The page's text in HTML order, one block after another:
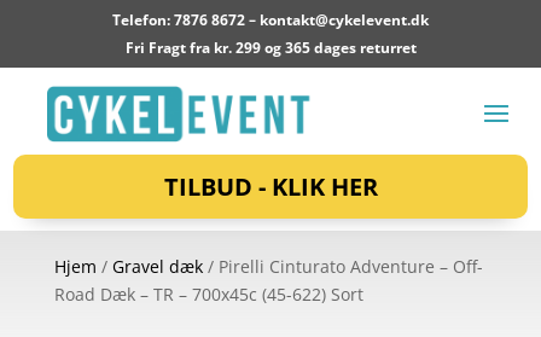
Telefon: 7876 8672 – kontakt@cykelevent.dk
Fri Fragt fra kr. 299 og 365 dages returret
TILBUD - KLIK HER
Hjem / Gravel dæk/ Pirelli Cinturato Adventure – Off-
Road Dæk – TR – 700x45c (45-622) Sort